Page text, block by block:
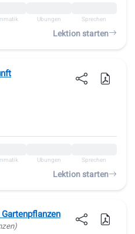
Übungen Sprechen
Lektion starten
Übungen Sprechen
Lektion starten